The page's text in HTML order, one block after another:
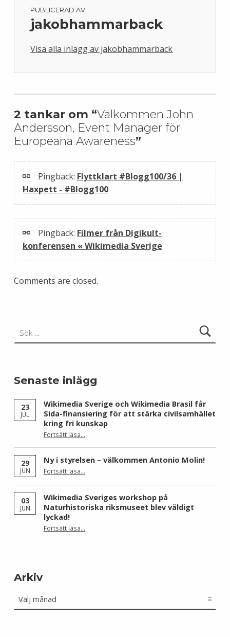
PUBLICERAD AV
jakobhammarback
Visa alla inlägg av jakobhammarback
Skip back to main navigation
2 tankar om “Välkommen John
Andersson, Event Manager för
Europeana Awareness”
Pingback: Flyttklart #Blogg100/36 |
Haxpett - #Blogg100
Pingback: Filmer från Digikult-
konferensen « Wikimedia Sverige
Comments are closed.
Senaste inlägg
23
JUL
Wikimedia Sverige och Wikimedia Brasil får
Sida-finansiering för att stärka civilsamhället
kring fri kunskap
Fortsätt läsa“Wikimedia Sverige och Wikimedia Brasil får Sida-finansiering för att stärka civilsamhället kring fri kunskap”
…
29
JUN
Ny i styrelsen – välkommen Antonio Molin!
Fortsätt läsa“Ny i styrelsen – välkommen Antonio Molin!”
…
03
JUN
Wikimedia Sveriges workshop på
Naturhistoriska riksmuseet blev väldigt
lyckad!
Fortsätt läsa“Wikimedia Sveriges workshop på Naturhistoriska riksmuseet blev väldigt lyckad!”
…
Arkiv